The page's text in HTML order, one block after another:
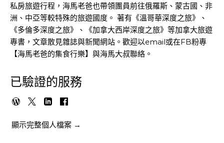
私房旅遊行程，海馬老爸也帶領團員前往俄羅斯、蒙古國、非
洲、中亞等較特殊的旅遊國度。 著有《溫哥華深度之旅》、
《多倫多深度之旅》、《加拿大西岸深度之旅》等加拿大旅遊
專書，文章散見雜誌與新聞網站。歡迎以email或在FB粉專
【海馬老爸的集食行樂】與海馬大叔聯絡。
已驗證的服務
顯示完整個人檔案 →